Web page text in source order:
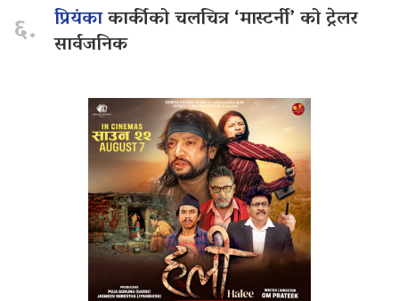
६. प्रियंकाकार्कीको चलचित्र ‘मास्टर्नी’ को ट्रेलर
सार्वजनिक